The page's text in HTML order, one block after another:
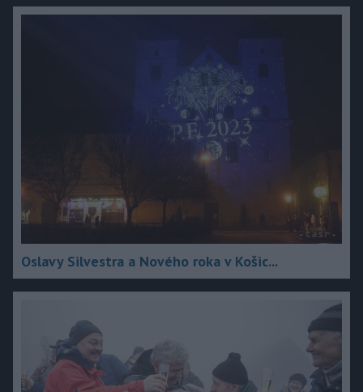
Oslavy Silvestra a Nového roka v Košic...